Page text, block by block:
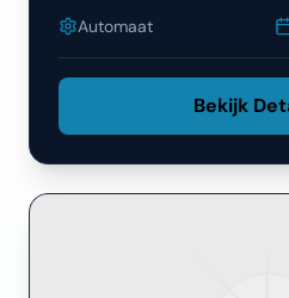
Automaat
Bekijk